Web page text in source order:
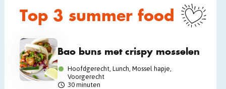
Top 3 summer food
Bao buns met crispy mosselen
Hoofdgerecht, Lunch, Mossel hapje,
Voorgerecht
30 minuten